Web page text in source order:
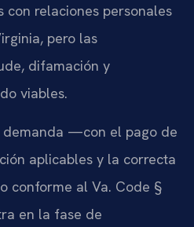
con relaciones personales
pero las
difamación y
viables.
demanda —con el pago de
aplicables y la correcta
conforme al Va. Code §
en la fase de